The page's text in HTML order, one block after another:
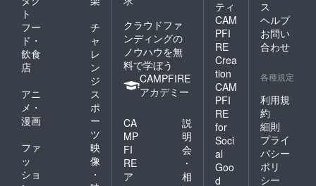
ト
フー
ド・
飲食
店
チ
ャ
レ
ン
ジ
アニ
メ・
漫画
ス
ポ
ー
ツ
ファ
ッ
ショ
映
像
・
クラウドファ
ンディングの
ノウハウを無
料で学ぼう
CAMPFIRE
アカデミー
CA
MP
FI
RE
ア
説
明
会
・
相
ティ
CAM
PFI
RE
Crea
tion
CAM
PFI
RE
for
Soci
al
Goo
d
ス
ヘルプ
お問い
合わせ
各種規定
利用規
約
細則
プライ
バシー
ポリ
シー